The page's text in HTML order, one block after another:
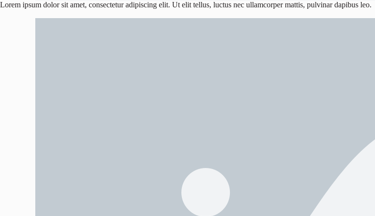
Lorem ipsum dolor sit amet, consectetur adipiscing elit. Ut elit tellus, luctus nec ullamcorper mattis, pulvinar dapibus leo.